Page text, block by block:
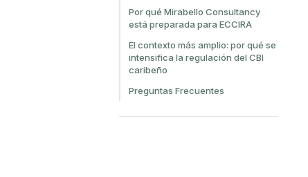
Por qué Mirabello Consultancy
está preparada para ECCIRA
El contexto más amplio: por qué se
intensifica la regulación del CBI
caribeño
Preguntas Frecuentes